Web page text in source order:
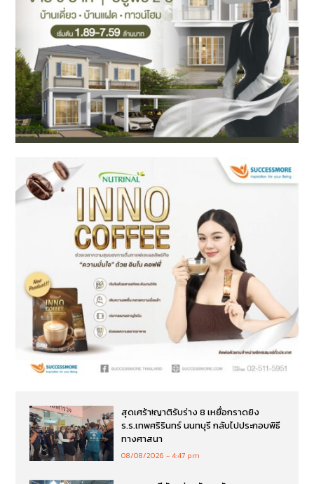
สุดเศร้า!ญาติรับร่าง 8 เหยื่อกราดยิง
ร.ร.เทพศริรินทร์ นนทบุรี กลับไปประกอบพิธี
ทางศาสนา
08/08/2026 4:47 pm